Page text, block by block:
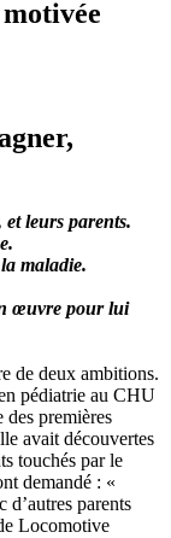
et leurs parents.
maladie.
œuvre pour lui
de deux ambitions.
pédiatrie au CHU
des premières
avait découvertes
touchés par le
demandé : «
d’autres parents
Locomotive